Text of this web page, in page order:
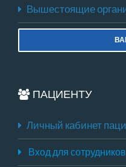
Вышестоящие
ПАЦИЕНТУ
Личный кабинет
Вход для сотрудников